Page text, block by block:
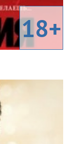
18+